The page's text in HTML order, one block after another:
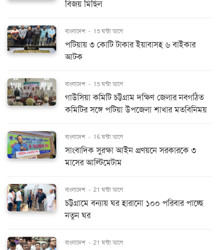
বিজয় মিছিল
বাংলাদেশ - 15 ঘন্টা আগে
পটিয়ায় ৩ কোটি টাকার ইয়াবাসহ ৬ বাইকার
আটক
বাংলাদেশ - 15 ঘন্টা আগে
গাউসিয়া কমিটি চট্টগ্রাম দক্ষিণ জেলার নবগঠিত
কমিটির সঙ্গে পটিয়া উপজেলা শাখার মতবিনিময়
বাংলাদেশ - 16 ঘন্টা আগে
সাংবাদিক সুরক্ষা আইন প্রণয়নে সরকারকে ৩
মাসের আল্টিমেটাম
বাংলাদেশ - 21 ঘন্টা আগে
চট্টগ্রামে বন্যায় ঘর হারানো ১০০ পরিবার পাচ্ছে
নতুন ঘর
বাংলাদেশ - 21 ঘন্টা আগে